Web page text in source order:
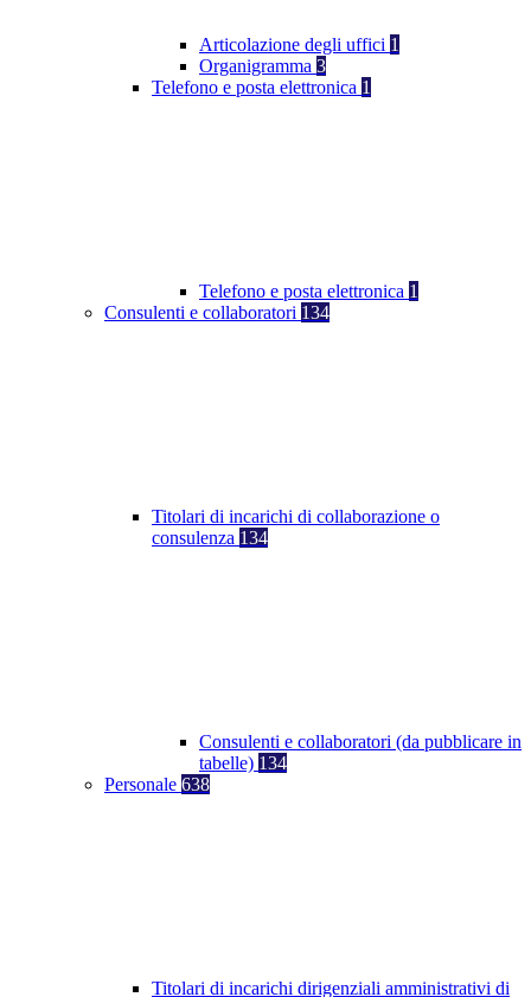
Articolazione degli uffici 1
Organigramma 3
Telefono e posta elettronica 1
Telefono e posta elettronica 1
Consulenti e collaboratori 134
Titolari di incarichi di collaborazione o
consulenza 134
Consulenti e collaboratori (da pubblicare in
tabelle) 134
Personale 638
Titolari di incarichi dirigenziali amministrativi di